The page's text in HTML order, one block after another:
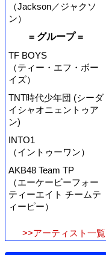
（Jackson／ジャクソ
ン）
= グループ =
TF BOYS
（ティー・エフ・ボー
イズ）
TNT時代少年団 (シーダ
イシャオニェントゥア
ン)
INTO1
（イントゥーワン）
AKB48 Team TP
（エーケービーフォー
ティーエイト チームテ
ィーピー）
>>アーティスト一覧